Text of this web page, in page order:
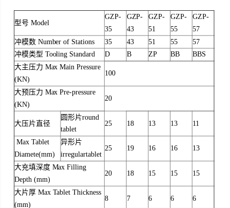
型号 Model
GZP-
35
GZP-
43
GZP-
51
GZP-
55
GZP-
57
冲模数 Number of Stations
35 43 51 55
57
冲模类型 Tooling Standard
D B ZP BB
BBS
大主压力 Max Main Pressure
(KN)
100
大预压力 Max Pre-pressure
(KN)
20
大压片直径
圆形片round
tablet
25 18 13 13 11
Max Tablet
Diamete(mm)
异形片
irregulartablet
25 19 16 16 13
大充填深度 Max Filling
Depth (mm)
20 18 15 15 15
大片厚 Max Tablet Thickness
(mm)
8 7 6 6 6